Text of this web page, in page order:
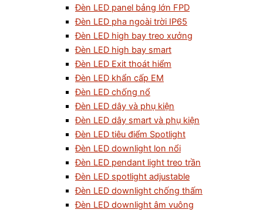
Đèn LED panel bảng lớn FPD
Đèn LED pha ngoài trời IP65
Đèn LED high bay treo xưởng
Đèn LED high bay smart
Đèn LED Exit thoát hiểm
Đèn LED khẩn cấp EM
Đèn LED chống nổ
Đèn LED dây và phụ kiện
Đèn LED dây smart và phụ kiện
Đèn LED tiêu điểm Spotlight
Đèn LED downlight lon nổi
Đèn LED pendant light treo trần
Đèn LED spotlight adjustable
Đèn LED downlight chống thấm
Đèn LED downlight âm vuông